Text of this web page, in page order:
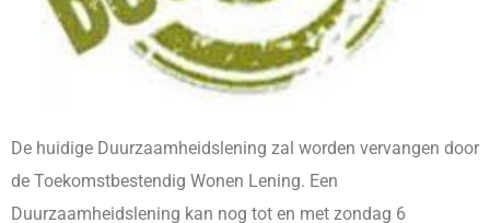
De huidige Duurzaamheidslening zal worden vervangen door
de Toekomstbestendig Wonen Lening. Een
Duurzaamheidslening kan nog tot en met zondag 6